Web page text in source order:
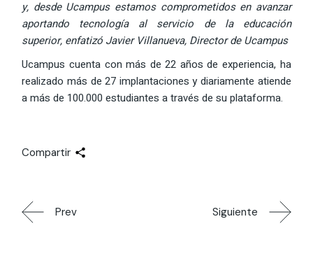
y, desde Ucampus estamos comprometidos en avanzar
aportando tecnología al servicio de la educación
superior, enfatizó Javier Villanueva, Director de Ucampus
Ucampus cuenta con más de 22 años de experiencia, ha
realizado más de 27 implantaciones y diariamente atiende
a más de 100.000 estudiantes a través de su plataforma.
Compartir
Prev Siguiente